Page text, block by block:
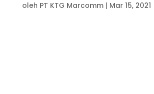
oleh PT KTG Marcomm| Mar 15, 2021